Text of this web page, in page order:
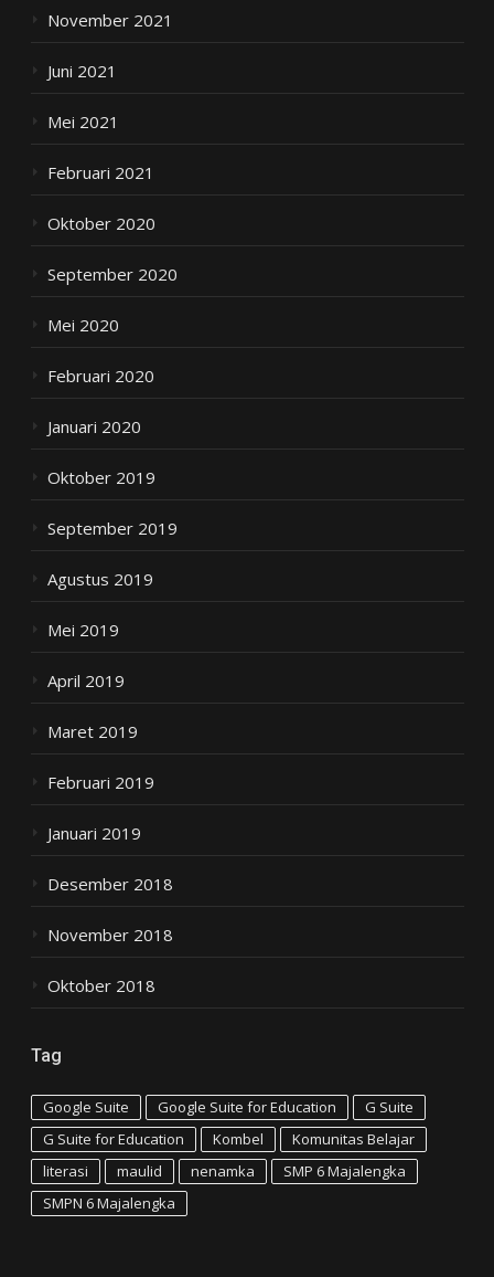
November 2021
Juni 2021
Mei 2021
Februari 2021
Oktober 2020
September 2020
Mei 2020
Februari 2020
Januari 2020
Oktober 2019
September 2019
Agustus 2019
Mei 2019
April 2019
Maret 2019
Februari 2019
Januari 2019
Desember 2018
November 2018
Oktober 2018
Tag
Google Suite Google Suite for Education
G Suite
G Suite for Education
Kombel
Komunitas Belajar
literasi
maulid nenamka
SMP 6 Majalengka
SMPN 6 Majalengka